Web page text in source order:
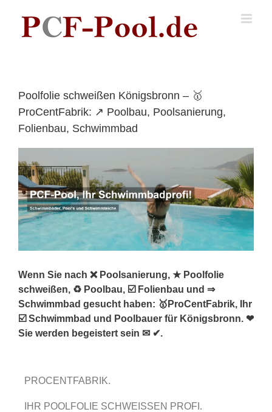
content
Poolfolie schweißen Königsbronn – 🥇
ProCentFabrik: ↗️ Poolbau, Poolsanierung,
Folienbau, Schwimmbad
Wenn Sie nach ❌ Poolsanierung, ★ Poolfolie
schweißen, ♻ Poolbau, ☑️ Folienbau und ⇒
Schwimmbad gesucht haben: 🥇ProCentFabrik, Ihr
☑️ Schwimmbad und Poolbauer für Königsbronn. ❤
Sie werden begeistert sein ✉ ✔.
PROCENTFABRIK.
IHR POOLFOLIE SCHWEISSEN PROFI.